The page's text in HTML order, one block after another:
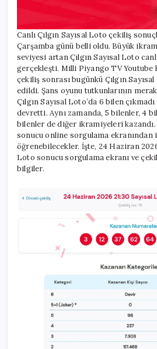
Canlı Çılgın Sayısal Loto çekiliş
Çarşamba günü belli oldu. Büyük
seviyesi artan Çılgın Sayısal Loto
gerçekleşti. Milli Piyango TV Youtube
çekiliş sonrası bugünkü Çılgın
edildi. Şans oyunu tutkunlarının
Çılgın Sayısal Loto’da 6 bilen
devretti. Aynı zamanda, 5 bilenler, 4
bilenler de diğer ikramiyeleri kazandı.
sonucu online sorgulama ekranından
öğrenebilecekler. İşte, 24 Haziran 2026
Loto sonucu sorgulama ekranı ve
bilgiler.